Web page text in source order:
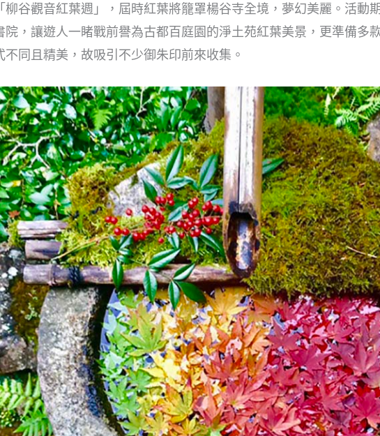
柳谷觀音紅葉週」，屆時紅葉將籠罩楊谷寺全境，夢幻美麗。活動
院，讓遊人一睹戰前譽為古都百庭園的淨土苑紅葉美景，更準備多
不同且精美，故吸引不少御朱印前來收集。